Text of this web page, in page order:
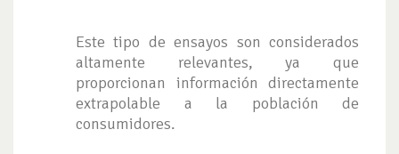
Este tipo de ensayos son considerados
altamente relevantes, ya que
proporcionan información directamente
extrapolable a la población de
consumidores.